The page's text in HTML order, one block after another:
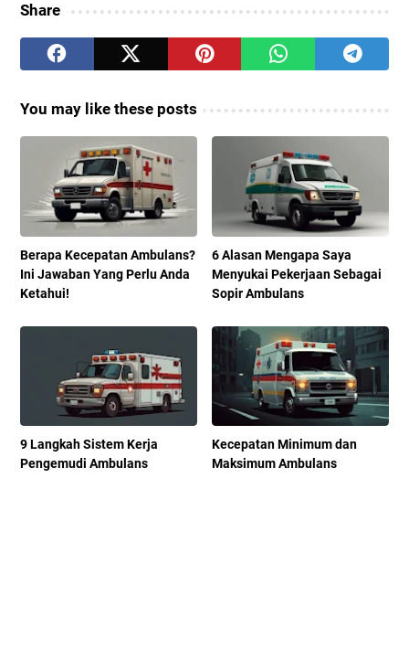
Share
You may like these posts
Berapa Kecepatan Ambulans?
Ini Jawaban Yang Perlu Anda
Ketahui!
6 Alasan Mengapa Saya
Menyukai Pekerjaan Sebagai
Sopir Ambulans
9 Langkah Sistem Kerja
Pengemudi Ambulans
Kecepatan Minimum dan
Maksimum Ambulans